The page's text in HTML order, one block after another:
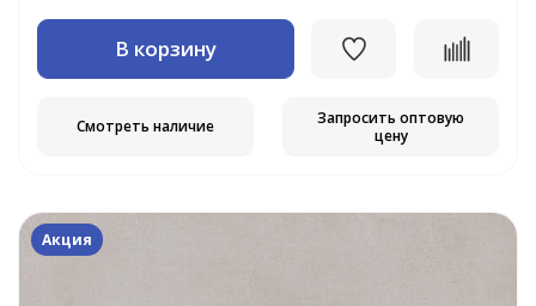
В корзину
Смотреть наличие
Запросить оптовую
цену
Акция